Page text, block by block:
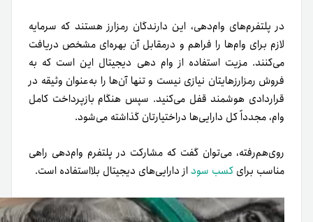
در پلتفرم‌های وام‌دهی، این دارندگان رمزارز هستند که سرمایه
لازم برای وام‌ها را فراهم و درمقابل آن بهره‌ای مشخص دریافت
می‌کنند. مزیت استفاده از وام دهی دیجیتال این است که به
فروش رمزارزهایتان نیازی نیست و تنها آن‌ها را به‌عنوان وثیقه در
قراردادی هوشمند قفل می‌کنید. سپس هنگام بازپرداخت کامل
وام، مجدداً کل دارایی‌ها دراختیارتان گذاشته می‌شود.
روی‌هم‌رفته، می‌توان گفت که مشارکت در پلتفرم وام‌دهی راهی
مناسب برای کسب سود از دارایی‌های دیجیتال بلااستفاده است.